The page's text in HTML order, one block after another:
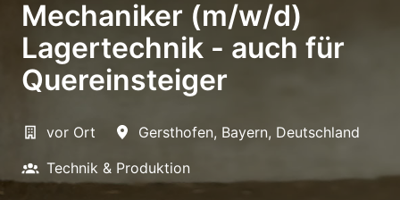
Mechaniker (m/w/d)
Lagertechnik - auch für
Quereinsteiger
vor Ort Gersthofen, Bayern, Deutschland
Technik & Produktion